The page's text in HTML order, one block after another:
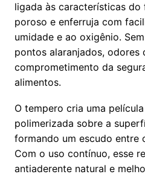
ligada às características
poroso e enferruja com
umidade e ao oxigênio.
pontos alaranjados, odores
comprometimento da
alimentos.
O tempero cria uma
polimerizada sobre a
formando um escudo entre
Com o uso contínuo, esse
antiaderente natural e